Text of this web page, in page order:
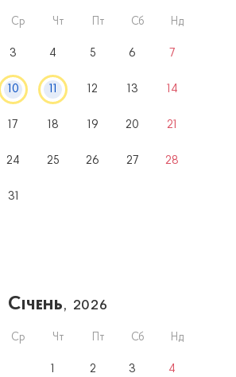
Ср Чт Пт Сб Нд
3 4 5 6 7
10 11 12 13 14
17 18 19 20 21
24 25 26 27 28
31
Січень, 2026
Ср Чт Пт Сб Нд
1 2 3 4